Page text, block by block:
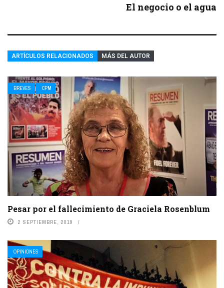
El negocio o el agua
ARTÍCULOS RELACIONADOS MÁS DEL AUTOR
BREVES CPM
Pesar por el fallecimiento de Graciela Rosenblum
2 SEPTIEMBRE, 2019
OPINIONES